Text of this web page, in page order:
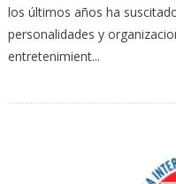
los últimos años ha
personalidades y
entretenimient...